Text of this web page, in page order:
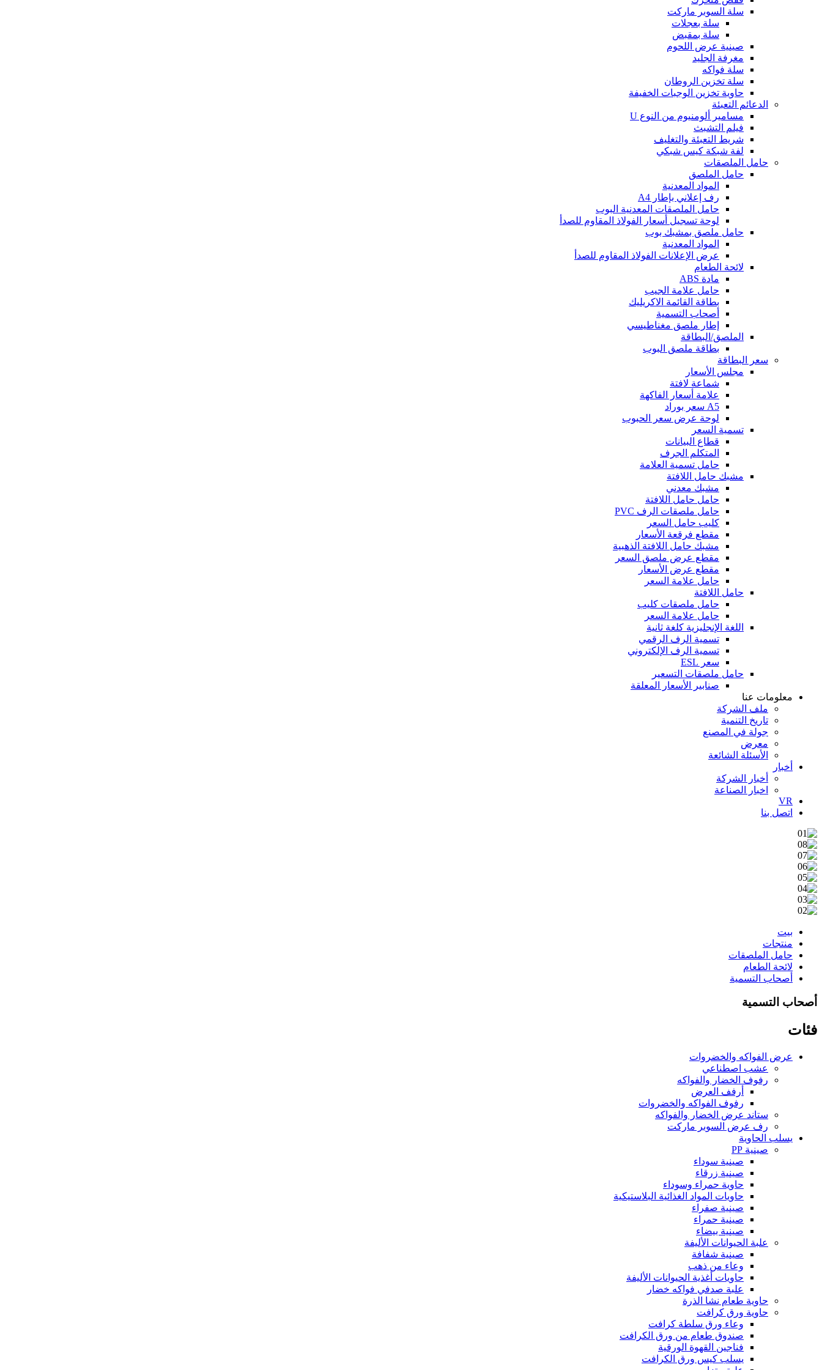
سلة السوبر ماركت
سلة بعجلات
سلة بمقبض
صينية عرض اللحوم
مغرفة الجليد
سلة فواكه
سلة تخزين الروطان
حاوية تخزين الوجبات الخفيفة
الدعائم التعبئة
مسامير ألومنيوم من النوع U
فيلم التشبث
شريط التعبئة والتغليف
لفة شبكة كيس شبكي
حامل الملصقات
حامل الملصق
المواد المعدنية
رف إعلاني بإطار A4
حامل الملصقات المعدنية البوب
لوحة تسجيل أسعار الفولاذ المقاوم للصدأ
حامل ملصق بمشبك بوب
المواد المعدنية
عرض الإعلانات الفولاذ المقاوم للصدأ
لائحة الطعام
مادة ABS
حامل علامة الجيب
بطاقة القائمة الاكريليك
أصحاب التسمية
إطار ملصق مغناطيسي
الملصق/البطاقة
بطاقة ملصق البوب
سعر البطاقة
مجلس الأسعار
شماعة لافتة
علامة أسعار الفاكهة
A5 سعر بوراد
لوحة عرض سعر الحبوب
تسمية السعر
قطاع البيانات
المتكلم الجرف
حامل تسمية العلامة
مشبك حامل اللافتة
مشبك معدني
حامل حامل اللافتة
حامل ملصقات الرف PVC
كليب حامل السعر
مقطع فرقعة الأسعار
مشبك حامل اللافتة الذهبية
مقطع عرض ملصق السعر
مقطع عرض الأسعار
حامل علامة السعر
حامل اللافتة
حامل ملصقات كليب
حامل علامة السعر
اللغة الإنجليزية كلغة ثانية
تسمية الرف الرقمي
تسمية الرف الإلكتروني
سعر ESL
حامل ملصقات التسعير
صنابير الأسعار المعلقة
معلومات عنا
ملف الشركة
تاريخ التنمية
جولة في المصنع
معرض
الأسئلة الشائعة
أخبار
أخبار الشركة
اخبار الصناعة
VR
اتصل بنا
بيت
منتجات
حامل الملصقات
لائحة الطعام
أصحاب التسمية
أصحاب التسمية
فئات
عرض الفواكه والخضروات
عشب اصطناعي
رفوف الخضار والفواكه
أرفف العرض
رفوف الفواكه والخضروات
ستاند عرض الخضار والفواكه
رف عرض السوبر ماركت
يسلب الحاوية
صينية PP
صينية سوداء
صينية زرقاء
حاوية حمراء وسوداء
حاويات المواد الغذائية البلاستيكية
صينية صفراء
صينية حمراء
صينية بيضاء
علبة الحيوانات الأليفة
صينية شفافة
وعاء من ذهب
حاويات أغذية الحيوانات الأليفة
علبة صدفي فواكه خضار
حاوية طعام نشا الذرة
حاوية ورق كرافت
وعاء ورق سلطة كرافت
صندوق طعام من ورق الكرافت
فناجين القهوة الورقية
يسلب كيس ورق الكرافت